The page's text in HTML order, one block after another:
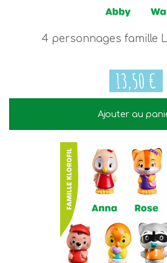
13,50 €
4 personnages famille
13,50 €
Ajouter au